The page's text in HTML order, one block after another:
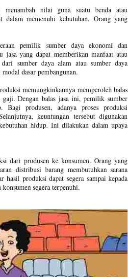
nilai guna suatu benda atau
dalam memenuhi kebutuhan. Orang yang
pemilik sumber daya ekonomi dan
jasa yang dapat memberikan manfaat atau
sumber daya alam atau sumber daya
dasar pembangunan.
memungkinkannya memperoleh balas
Dengan balas jasa ini, pemilik sumber
Bagi produsen, adanya proses produksi
keuntungan tersebut digunakan
hidup. Ini dilakukan dalam upaya
dari produsen ke konsumen. Orang yang
distribusi barang membutuhkan sarana
hasil produksi dapat segera sampai kepada
segera terpenuhi.